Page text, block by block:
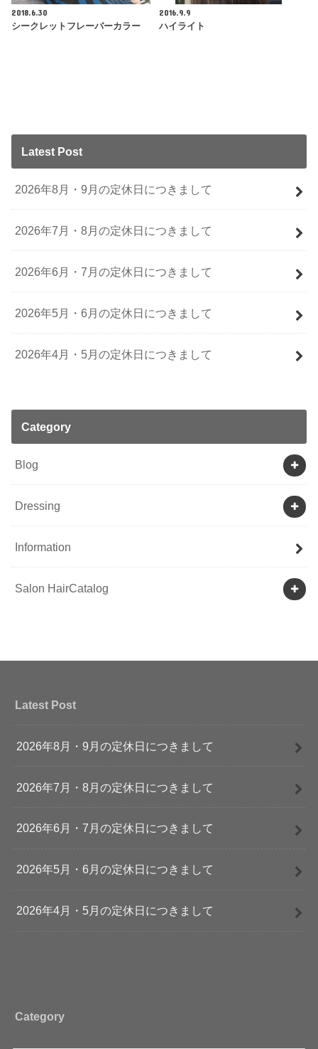
2018.6.30
シークレットフレーバーカラー
2016.9.9
ハイライト
Latest Post
2026年8月・9月の定休日につきまして
2026年7月・8月の定休日につきまして
2026年6月・7月の定休日につきまして
2026年5月・6月の定休日につきまして
2026年4月・5月の定休日につきまして
Category
Blog
Dressing
Information
Salon HairCatalog
Latest Post
2026年8月・9月の定休日につきまして
2026年7月・8月の定休日につきまして
2026年6月・7月の定休日につきまして
2026年5月・6月の定休日につきまして
2026年4月・5月の定休日につきまして
Category